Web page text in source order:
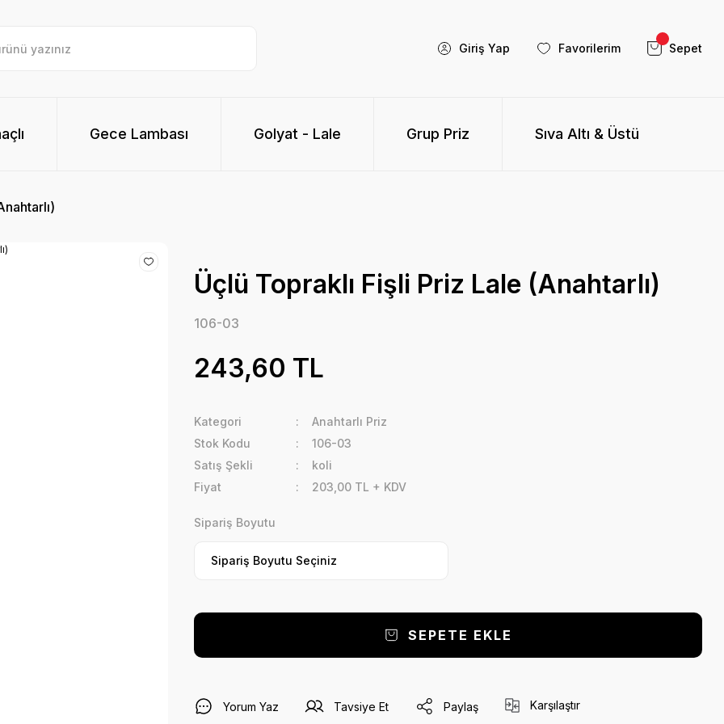
Giriş Yap Favorilerim Sepet
Gece Lambası Golyat - Lale Grup Priz Sıva Altı & Üstü
Üçlü Topraklı Fişli Priz Lale (Anahtarlı)
106-03
243,60 TL
Kategori
Anahtarlı Priz
Stok Kodu
106-03
Satış Şekli
koli
Fiyat
203,00 TL + KDV
Sipariş Boyutu
SEPETE EKLE
Yorum Yaz Tavsiye Et Paylaş Karşılaştır